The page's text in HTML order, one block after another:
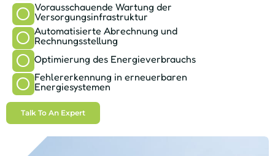
Vorausschauende Wartung der
Versorgungsinfrastruktur
Automatisierte Abrechnung und
Rechnungsstellung
Optimierung des Energieverbrauchs
Fehlererkennung in erneuerbaren
Energiesystemen
Talk To An Expert